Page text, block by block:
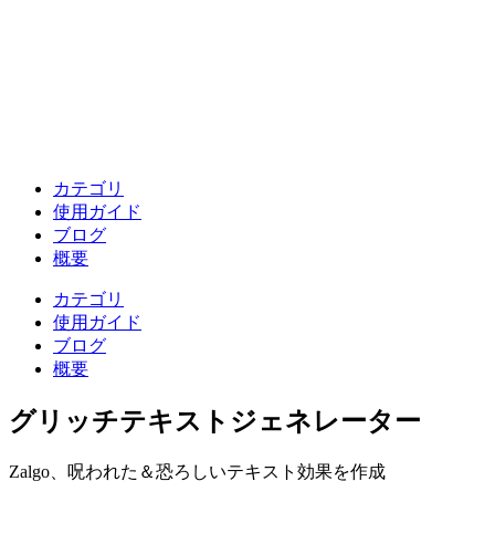
カテゴリ
使用ガイド
ブログ
概要
カテゴリ
使用ガイド
ブログ
概要
グリッチテキストジェネレーター
Zalgo、呪われた＆恐ろしいテキスト効果を作成